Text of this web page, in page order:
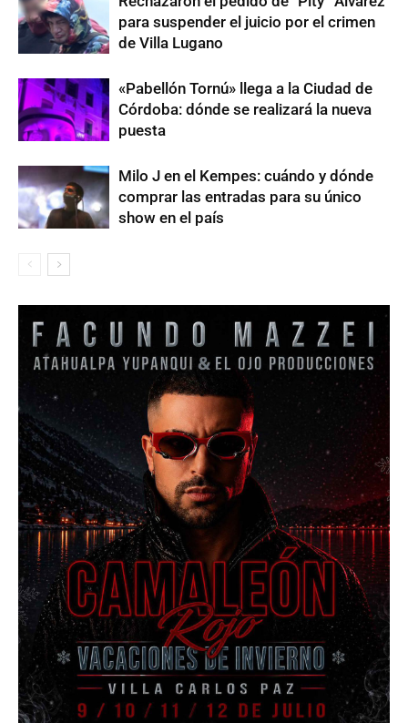
para suspender el juicio por el crimen
de Villa Lugano
«Pabellón Tornú» llega a la Ciudad de
Córdoba: dónde se realizará la nueva
puesta
Milo J en el Kempes: cuándo y dónde
comprar las entradas para su único
show en el país